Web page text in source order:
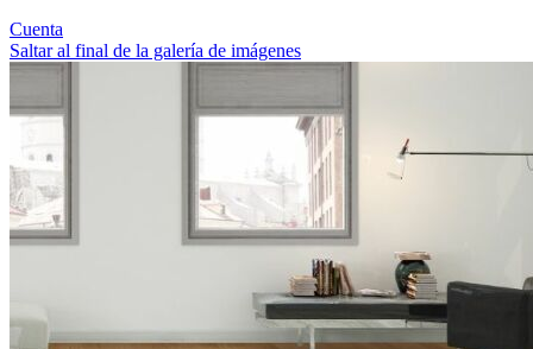
Cuenta
Saltar al final de la galería de imágenes